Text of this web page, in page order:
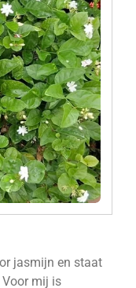
jasmijn en staat
mij is